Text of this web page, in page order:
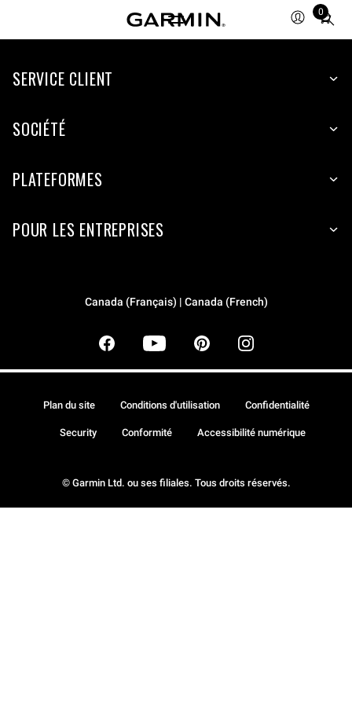
0
Total
items
cart:
SERVICE CLIENT
SOCIÉTÉ
PLATEFORMES
POUR LES ENTREPRISES
Canada (Français) | Canada (French)
© Garmin Ltd. ou ses filiales. Tous droits réservés.
Plan du site Conditions d'utilisation Confidentialité
Security Conformité Accessibilité numérique